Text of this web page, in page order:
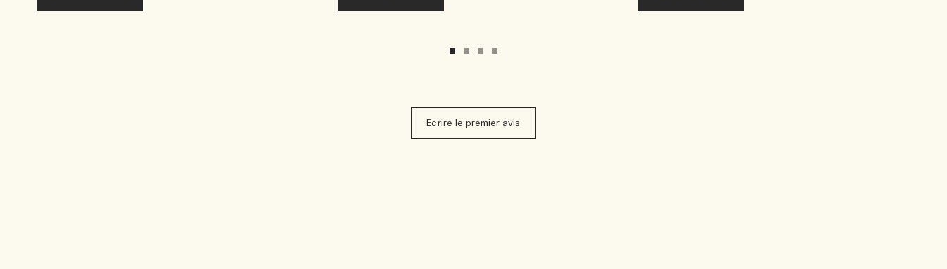
Ecrire le premier avis